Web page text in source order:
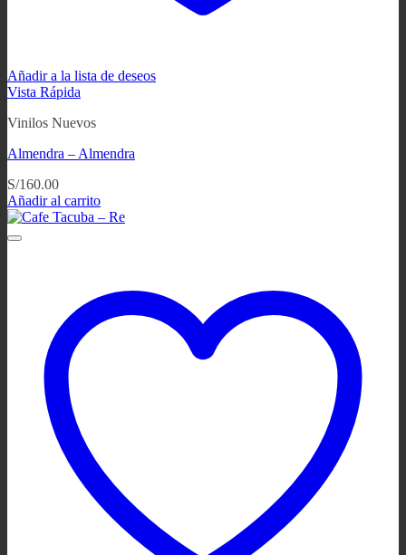
Añadir a la lista de deseos
Vista Rápida
Vinilos Nuevos
Almendra – Almendra
S/160.00
Añadir al carrito